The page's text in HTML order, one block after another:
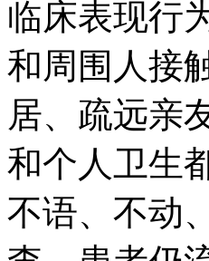
临床表现行
和周围人接
居、疏远亲
和个人卫生
不语、不动